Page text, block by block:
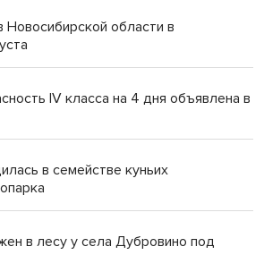
области в
IV класса на 4 дня объявлена в
в семействе куньих
в лесу у села Дубровино под